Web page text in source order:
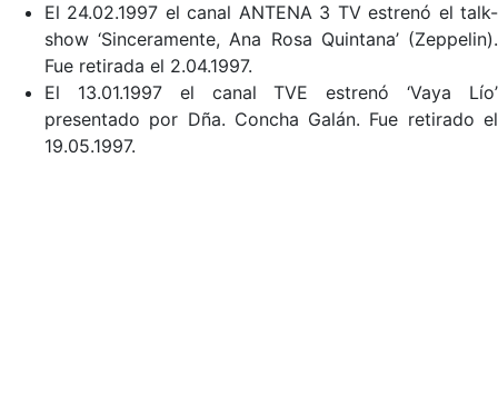
El 24.02.1997 el canal ANTENA 3 TV estrenó el talk-
show ‘Sinceramente, Ana Rosa Quintana’ (Zeppelin).
Fue retirada el 2.04.1997.
El 13.01.1997 el canal TVE estrenó ‘Vaya Lío’
presentado por Dña. Concha Galán. Fue retirado el
19.05.1997.